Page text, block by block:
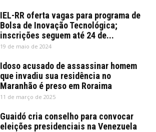
IEL-RR oferta vagas para programa de
Bolsa de Inovação Tecnológica;
inscrições seguem até 24 de...
19 de maio de 2024
Idoso acusado de assassinar homem
que invadiu sua residência no
Maranhão é preso em Roraima
11 de março de 2025
Guaidó cria conselho para convocar
eleições presidenciais na Venezuela